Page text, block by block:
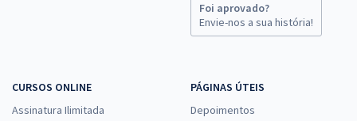
Foi aprovado?
Envie-nos a sua história!
CURSOS ONLINE
Assinatura Ilimitada
PÁGINAS ÚTEIS
Depoimentos